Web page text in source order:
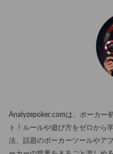
Analyzepoker.comは、ポーカー
ト！ルールや遊び方をゼロから
法、話題のポーカーツールやア